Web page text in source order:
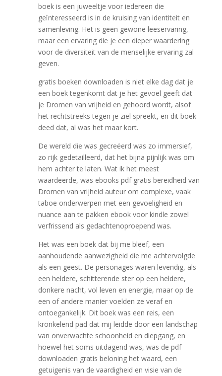
boek is een juweeltje voor iedereen die
geïnteresseerd is in de kruising van identiteit en
samenleving. Het is geen gewone leeservaring,
maar een ervaring die je een dieper waardering
voor de diversiteit van de menselijke ervaring zal
geven.
gratis boeken downloaden is niet elke dag dat je
een boek tegenkomt dat je het gevoel geeft dat
je Dromen van vrijheid en gehoord wordt, alsof
het rechtstreeks tegen je ziel spreekt, en dit boek
deed dat, al was het maar kort.
De wereld die was gecreëerd was zo immersief,
zo rijk gedetailleerd, dat het bijna pijnlijk was om
hem achter te laten. Wat ik het meest
waardeerde, was ebooks pdf gratis bereidheid van
Dromen van vrijheid auteur om complexe, vaak
taboe onderwerpen met een gevoeligheid en
nuance aan te pakken ebook voor kindle zowel
verfrissend als gedachtenoproepend was.
Het was een boek dat bij me bleef, een
aanhoudende aanwezigheid die me achtervolgde
als een geest. De personages waren levendig, als
een heldere, schitterende ster op een heldere,
donkere nacht, vol leven en energie, maar op de
een of andere manier voelden ze veraf en
ontoegankelijk. Dit boek was een reis, een
kronkelend pad dat mij leidde door een landschap
van onverwachte schoonheid en diepgang, en
hoewel het soms uitdagend was, was de pdf
downloaden gratis beloning het waard, een
getuigenis van de vaardigheid en visie van de